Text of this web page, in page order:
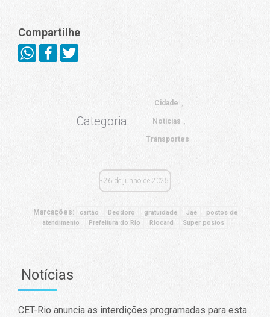
Compartilhe
Categoria:
Cidade
Notícias
Transportes
26 de junho de 2025
Marcações: cartão Deodoro gratuidade Jaé
postos de
atendimento
Prefeitura do Rio Riocard Super postos
Notícias
CET-Rio anuncia as interdições programadas para esta